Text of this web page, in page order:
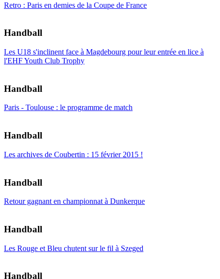
Retro : Paris en demies de la Coupe de France
Handball
Les U18 s'inclinent face à Magdebourg pour leur entrée en lice à
l'EHF Youth Club Trophy
Handball
Paris - Toulouse : le programme de match
Handball
Les archives de Coubertin : 15 février 2015 !
Handball
Retour gagnant en championnat à Dunkerque
Handball
Les Rouge et Bleu chutent sur le fil à Szeged
Handball